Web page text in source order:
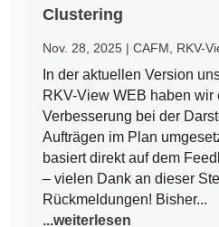
Clustering
Nov. 28, 2025 |CAFM RKV-
In der aktuellen Version
RKV-View WEB haben wir
Verbesserung bei der
Aufträgen im Plan
basiert direkt auf dem
– vielen Dank an dieser
Rückmeldungen! Bisher...
...weiterlesen